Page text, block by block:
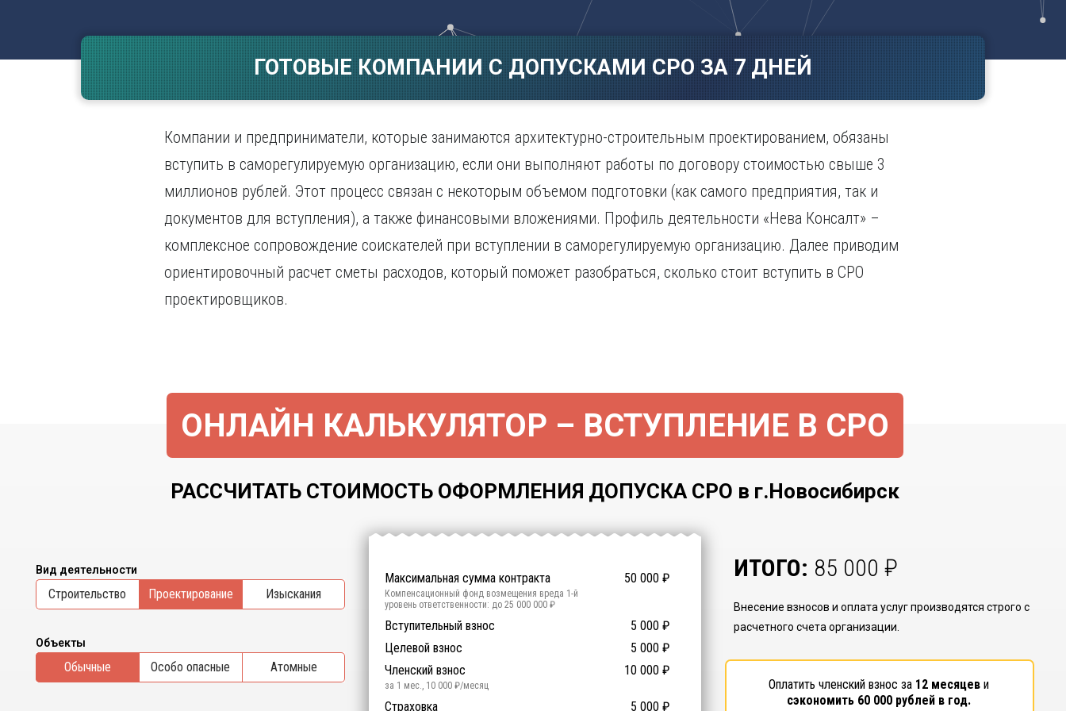
Воронеж
Е
Иваново
Ижевск
Иркутск
Мурманск
Н
Новокузнецк
Новосибирск
Севастополь
Смоленск
Чебоксары
Ярославль
ГОТОВЫЕ КОМПАНИИ С ДОПУСКАМИ СРО ЗА 7 ДНЕЙ
Компании и предприниматели, которые занимаются архитектурно-строительным проектированием, обязаны
вступить в саморегулируемую организацию, если они выполняют работы по договору стоимостью свыше 3
миллионов рублей. Этот процесс связан с некоторым объемом подготовки (как самого предприятия, так и
документов для вступления), а также финансовыми вложениями. Профиль деятельности «Нева Консалт» –
комплексное сопровождение соискателей при вступлении в саморегулируемую организацию. Далее приводим
ориентировочный расчет сметы расходов, который поможет разобраться, сколько стоит вступить в СРО
проектировщиков.
ОНЛАЙН КАЛЬКУЛЯТОР – ВСТУПЛЕНИЕ В СРО
РАССЧИТАТЬ СТОИМОСТЬ ОФОРМЛЕНИЯ ДОПУСКА СРО в г.Новосибирск
Вид деятельности
Cтроительство Проектирование Изыскания
Объекты
Обычные Особо опасные Атомные
Максимальная сумма контракта 50 000 ₽
Компенсационный фонд возмещения вреда 1-й
уровень ответственности: до 25 000 000 ₽
Участие в гос. тендерах и аукционах 0 ₽
Компенсационный фонд договорных обязательств
й уровень ответственности:
Вступительный взнос 5 000 ₽
Целевой взнос
5 000 ₽
Членский взнос
10 000 ₽
за 1 мес., 10 000 ₽/месяц
Предоставление специалистов НРС 0 ₽
Сертификат ISO 9001 14 500 ₽
Сертификат ISO 14001 14 500 ₽
Сертификат OHSAS 18001 14 500 ₽
Страховка 5 000 ₽
ИТОГО: 85 000 ₽
Внесение взносов и оплата услуг производятся строго с
расчетного счета организации.
Оплатить членский взнос за 12 месяцеви
сэкономить 60 000 рублей в год.